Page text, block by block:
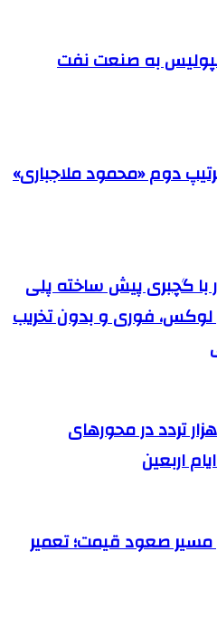
به صنعت نفت
دوم «محمود ملاجباری»
با گچبری پیش ساخته پلی
لوکس، فوری و بدون تخریب
۲ میلیون و ۵۱۷ هزار تردد در محورهای
اربعین
مسیر صعود قیمت؛ تعمیر